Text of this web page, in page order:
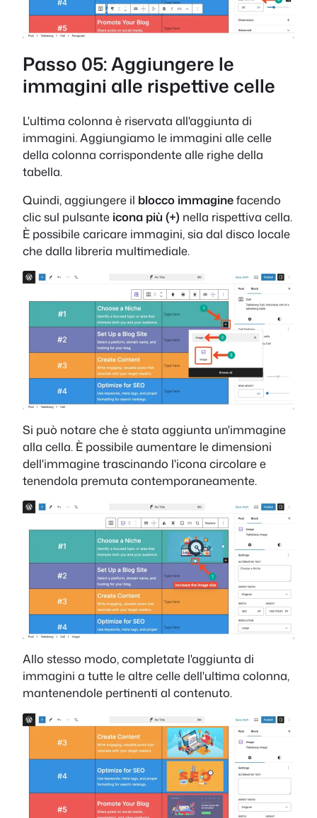
Passo 05: Aggiungere le
immagini alle rispettive celle
L'ultima colonna è riservata all'aggiunta di
immagini. Aggiungiamo le immagini alle celle
della colonna corrispondente alle righe della
tabella.
Quindi, aggiungere il blocco immaginefacendo
clic sul pulsante icona più (+) nella rispettiva cella.
È possibile caricare immagini, sia dal disco locale
che dalla libreria multimediale.
Si può notare che è stata aggiunta un'immagine
alla cella. È possibile aumentare le dimensioni
dell'immagine trascinando l'icona circolare e
tenendola premuta contemporaneamente.
Allo stesso modo, completate l'aggiunta di
immagini a tutte le altre celle dell'ultima colonna,
mantenendole pertinenti al contenuto.